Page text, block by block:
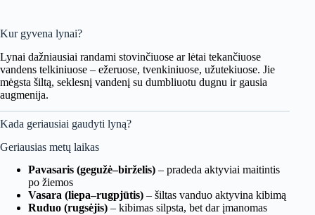
Kur gyvena lynai?
Lynai dažniausiai randami stovinčiuose ar lėtai tekančiuose
vandens telkiniuose – ežeruose, tvenkiniuose, užutekiuose. Jie
mėgsta šiltą, seklesnį vandenį su dumbliuotu dugnu ir gausia
augmenija.
Kada geriausiai gaudyti lyną?
Geriausias metų laikas
Pavasaris (gegužė–birželis) – pradeda aktyviai maitintis
po žiemos
Vasara (liepa–rugpjūtis) – šiltas vanduo aktyvina kibimą
Ruduo (rugsėjis) – kibimas silpsta, bet dar įmanomas